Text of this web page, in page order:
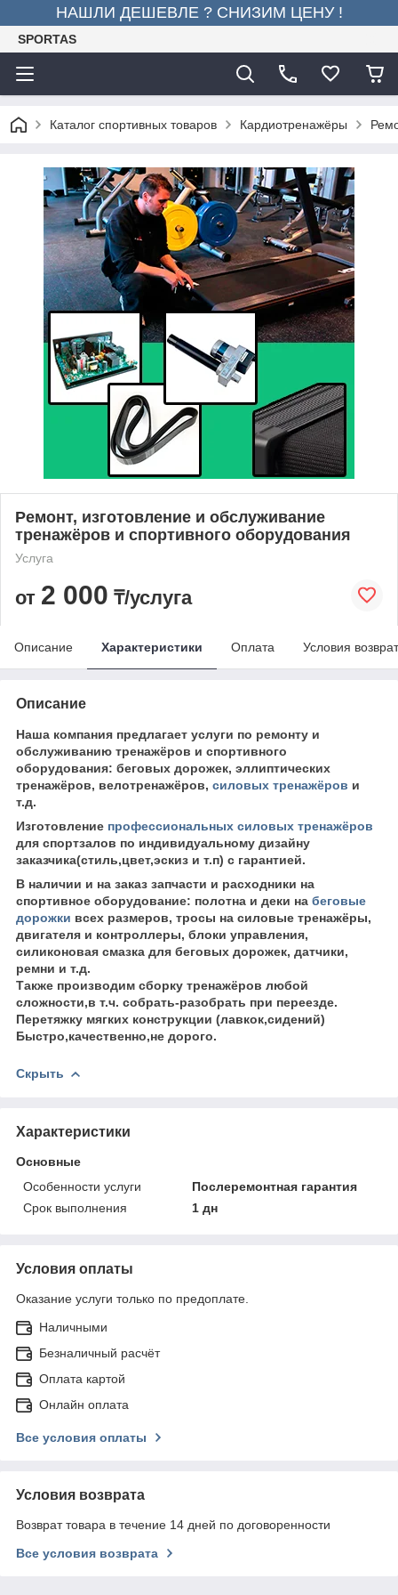
НАШЛИ ДЕШЕВЛЕ ? СНИЗИМ ЦЕНУ !
SPORTAS
Каталог спортивных товаров Кардиотренажёры
Ремонт, изготовление и обслуживание
тренажёров и спортивного оборудования
Услуга
от 2 000 ₸/услуга
Описание Характеристики Оплата Условия
Описание
Наша компания предлагает услуги по ремонту и
обслуживанию тренажёров и спортивного
оборудования: беговых дорожек, эллиптических
тренажёров, велотренажёров, силовых тренажёров и
т.д.
Изготовление профессиональных силовых тренажёров
для спортзалов по индивидуальному дизайну
заказчика(стиль,цвет,эскиз и т.п) с гарантией.
В наличии и на заказ запчасти и расходники на
спортивное оборудование: полотна и деки на беговые
дорожки всех размеров, тросы на силовые тренажёры,
двигателя и контроллеры, блоки управления,
силиконовая смазка для беговых дорожек, датчики,
ремни и т.д.
Также производим сборку тренажёров любой
сложности,в т.ч. собрать-разобрать при переезде.
Перетяжку мягких конструкции (лавкок,сидений)
Быстро,качественно,не дорого.
Скрыть
Характеристики
Основные
Особенности услуги
Послеремонтная гарантия
Срок выполнения
1 дн
Условия оплаты
Оказание услуги только по предоплате.
Наличными
Безналичный расчёт
Оплата картой
Онлайн оплата
Все условия оплаты
Условия возврата
Возврат товара в течение 14 дней по договоренности
Все условия возврата